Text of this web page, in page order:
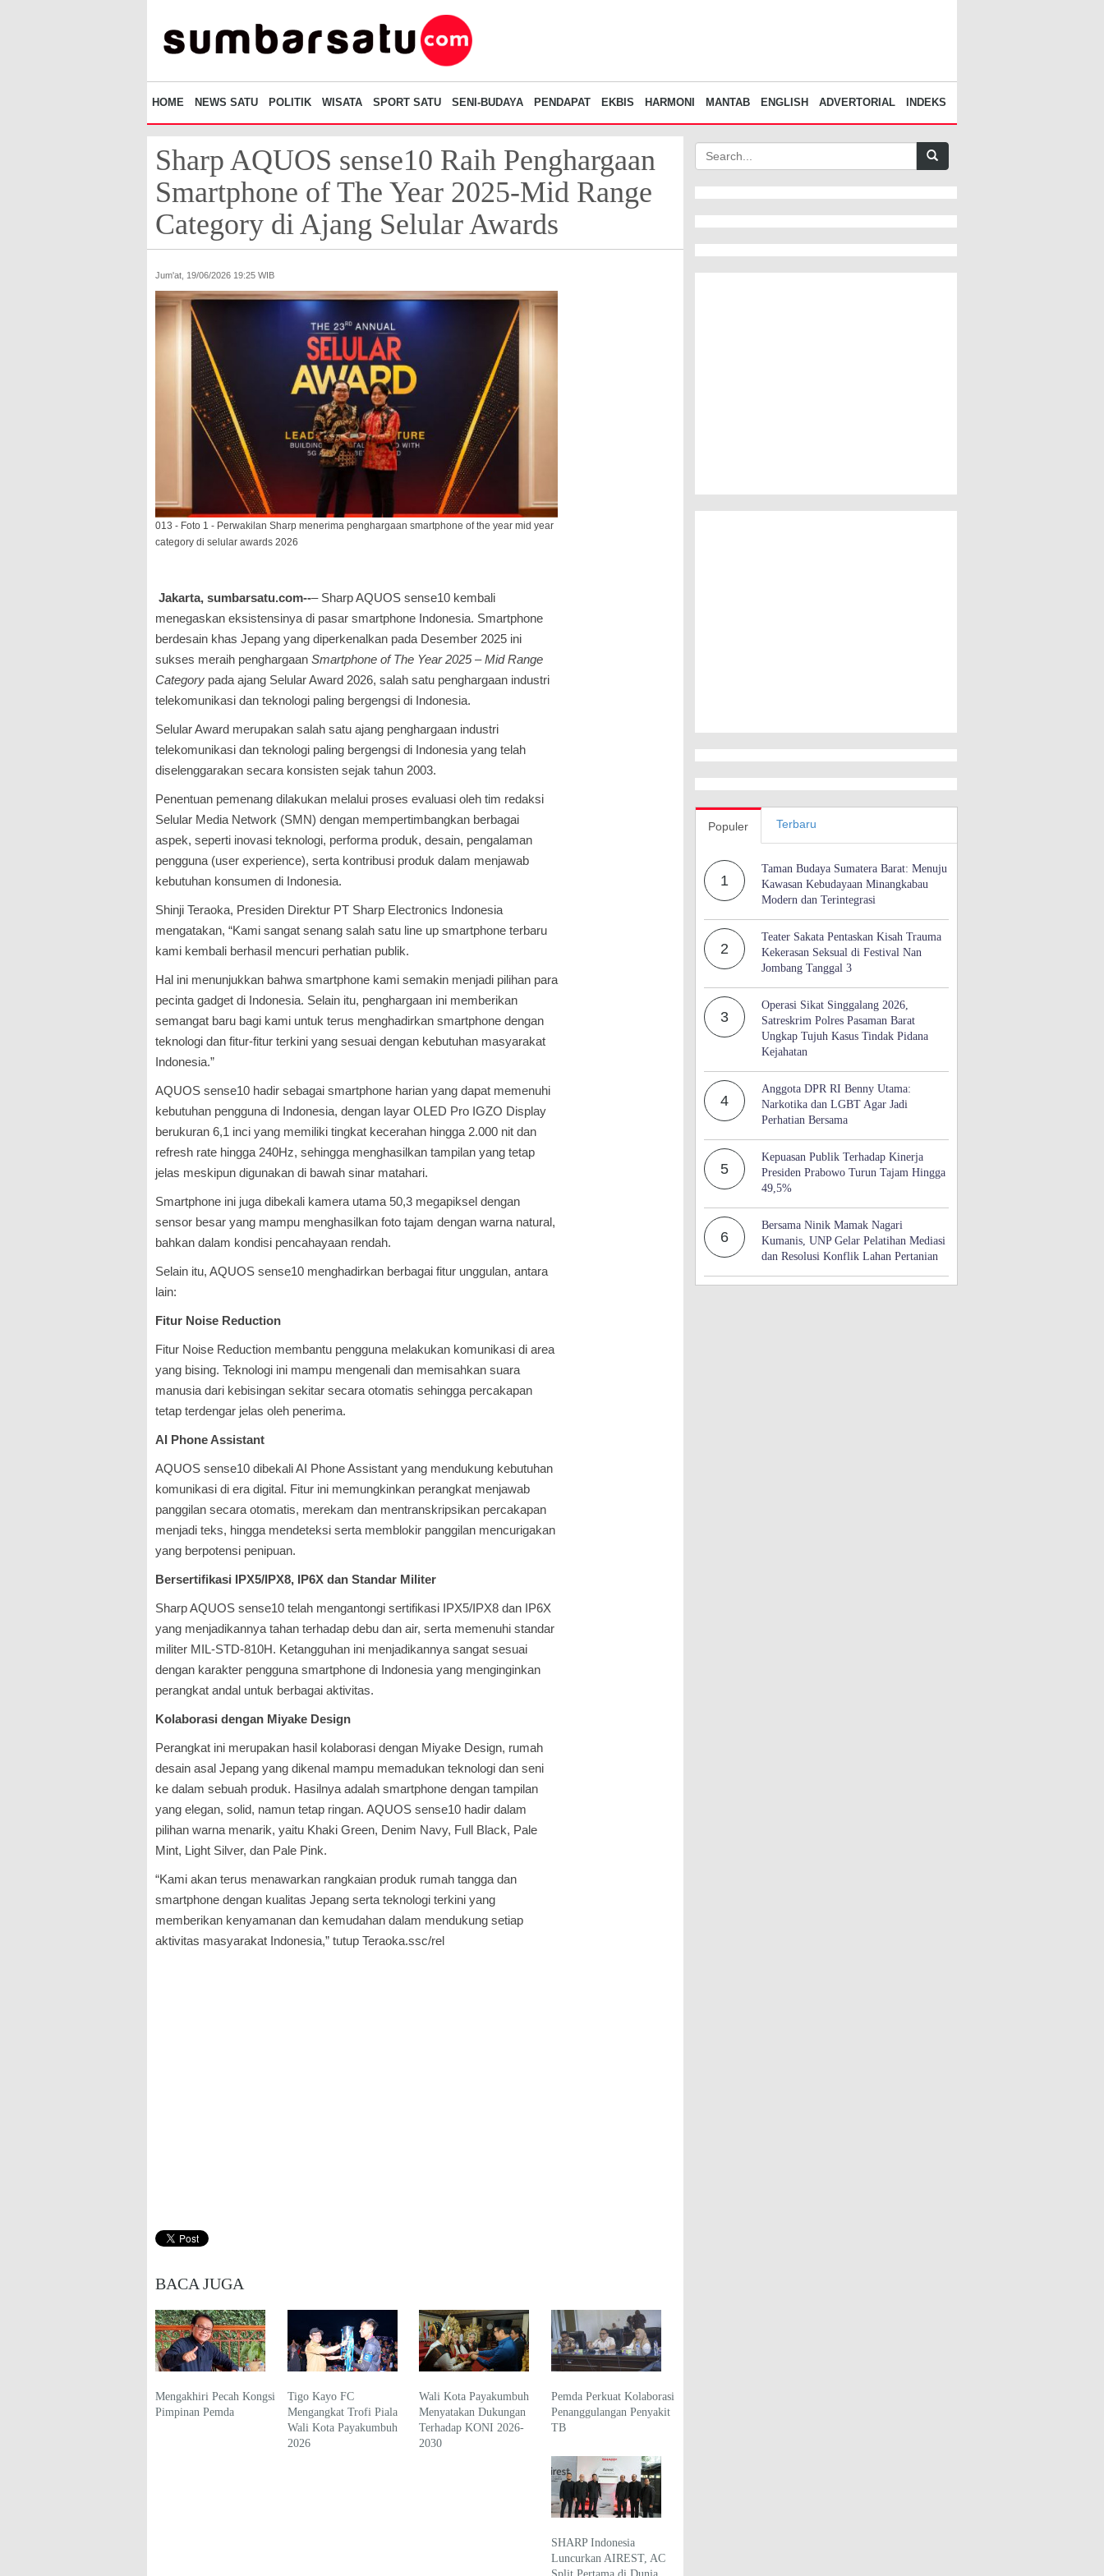
HOME NEWS SATU POLITIK WISATA SPORT SATU SENI-BUDAYA PENDAPAT EKBIS HARMONI MANTAB ENGLISH ADVERTORIAL INDEKS
Sharp AQUOS sense10 Raih Penghargaan
Smartphone of The Year 2025-Mid Range
Category di Ajang Selular Awards
Jum'at, 19/06/2026 19:25 WIB
013 - Foto 1 - Perwakilan Sharp menerima penghargaan smartphone of the year mid year
category di selular awards 2026
Jakarta, sumbarsatu.com--– Sharp AQUOS sense10 kembali
menegaskan eksistensinya di pasar smartphone Indonesia. Smartphone
berdesain khas Jepang yang diperkenalkan pada Desember 2025 ini
sukses meraih penghargaan Smartphone of The Year 2025 – Mid Range
Category pada ajang Selular Award 2026, salah satu penghargaan industri
telekomunikasi dan teknologi paling bergengsi di Indonesia.
Selular Award merupakan salah satu ajang penghargaan industri
telekomunikasi dan teknologi paling bergengsi di Indonesia yang telah
diselenggarakan secara konsisten sejak tahun 2003.
Penentuan pemenang dilakukan melalui proses evaluasi oleh tim redaksi
Selular Media Network (SMN) dengan mempertimbangkan berbagai
aspek, seperti inovasi teknologi, performa produk, desain, pengalaman
pengguna (user experience), serta kontribusi produk dalam menjawab
kebutuhan konsumen di Indonesia.
Shinji Teraoka, Presiden Direktur PT Sharp Electronics Indonesia
mengatakan, “Kami sangat senang salah satu line up smartphone terbaru
kami kembali berhasil mencuri perhatian publik.
Hal ini menunjukkan bahwa smartphone kami semakin menjadi pilihan para
pecinta gadget di Indonesia. Selain itu, penghargaan ini memberikan
semangat baru bagi kami untuk terus menghadirkan smartphone dengan
teknologi dan fitur-fitur terkini yang sesuai dengan kebutuhan masyarakat
Indonesia.”
AQUOS sense10 hadir sebagai smartphone harian yang dapat memenuhi
kebutuhan pengguna di Indonesia, dengan layar OLED Pro IGZO Display
berukuran 6,1 inci yang memiliki tingkat kecerahan hingga 2.000 nit dan
refresh rate hingga 240Hz, sehingga menghasilkan tampilan yang tetap
jelas meskipun digunakan di bawah sinar matahari.
Smartphone ini juga dibekali kamera utama 50,3 megapiksel dengan
sensor besar yang mampu menghasilkan foto tajam dengan warna natural,
bahkan dalam kondisi pencahayaan rendah.
Selain itu, AQUOS sense10 menghadirkan berbagai fitur unggulan, antara
lain:
Fitur Noise Reduction
Fitur Noise Reduction membantu pengguna melakukan komunikasi di area
yang bising. Teknologi ini mampu mengenali dan memisahkan suara
manusia dari kebisingan sekitar secara otomatis sehingga percakapan
tetap terdengar jelas oleh penerima.
AI Phone Assistant
AQUOS sense10 dibekali AI Phone Assistant yang mendukung kebutuhan
komunikasi di era digital. Fitur ini memungkinkan perangkat menjawab
panggilan secara otomatis, merekam dan mentranskripsikan percakapan
menjadi teks, hingga mendeteksi serta memblokir panggilan mencurigakan
yang berpotensi penipuan.
Bersertifikasi IPX5/IPX8, IP6X dan Standar Militer
Sharp AQUOS sense10 telah mengantongi sertifikasi IPX5/IPX8 dan IP6X
yang menjadikannya tahan terhadap debu dan air, serta memenuhi standar
militer MIL-STD-810H. Ketangguhan ini menjadikannya sangat sesuai
dengan karakter pengguna smartphone di Indonesia yang menginginkan
perangkat andal untuk berbagai aktivitas.
Kolaborasi dengan Miyake Design
Perangkat ini merupakan hasil kolaborasi dengan Miyake Design, rumah
desain asal Jepang yang dikenal mampu memadukan teknologi dan seni
ke dalam sebuah produk. Hasilnya adalah smartphone dengan tampilan
yang elegan, solid, namun tetap ringan. AQUOS sense10 hadir dalam
pilihan warna menarik, yaitu Khaki Green, Denim Navy, Full Black, Pale
Mint, Light Silver, dan Pale Pink.
“Kami akan terus menawarkan rangkaian produk rumah tangga dan
smartphone dengan kualitas Jepang serta teknologi terkini yang
memberikan kenyamanan dan kemudahan dalam mendukung setiap
aktivitas masyarakat Indonesia,” tutup Teraoka.ssc/rel
BACA JUGA
Mengakhiri Pecah Kongsi
Pimpinan Pemda
Tigo Kayo FC
Mengangkat Trofi Piala
Wali Kota Payakumbuh
2026
Wali Kota Payakumbuh
Menyatakan Dukungan
Terhadap KONI 2026-
2030
Pemda Perkuat Kolaborasi
Penanggulangan Penyakit
TB
SHARP Indonesia
Luncurkan AIREST, AC
Populer Terbaru
1
Taman Budaya Sumatera Barat: Menuju
Kawasan Kebudayaan Minangkabau
Modern dan Terintegrasi
2
Teater Sakata Pentaskan Kisah Trauma
Kekerasan Seksual di Festival Nan
Jombang Tanggal 3
3
Operasi Sikat Singgalang 2026,
Satreskrim Polres Pasaman Barat
Ungkap Tujuh Kasus Tindak Pidana
Kejahatan
4
Anggota DPR RI Benny Utama:
Narkotika dan LGBT Agar Jadi
Perhatian Bersama
5
Kepuasan Publik Terhadap Kinerja
Presiden Prabowo Turun Tajam Hingga
49,5%
6
Bersama Ninik Mamak Nagari
Kumanis, UNP Gelar Pelatihan Mediasi
dan Resolusi Konflik Lahan Pertanian